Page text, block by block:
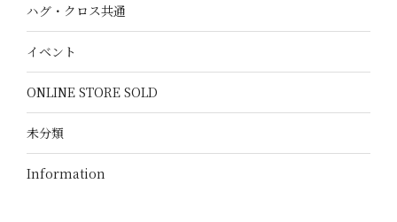
ハグ・クロス共通
イベント
ONLINE STORE SOLD
未分類
Information